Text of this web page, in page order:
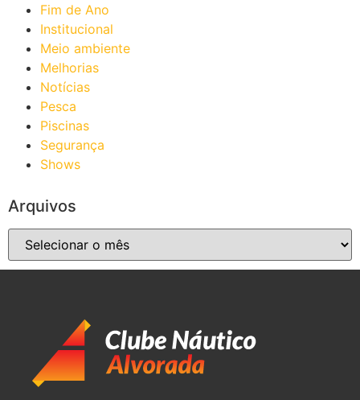
Fim de Ano
Institucional
Meio ambiente
Melhorias
Notícias
Pesca
Piscinas
Segurança
Shows
Arquivos